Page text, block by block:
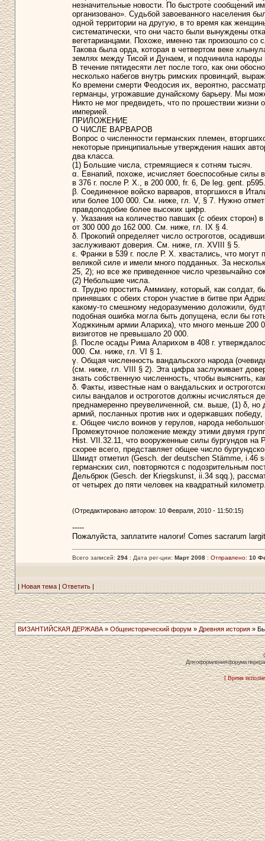
незначительные новости. По быстроте сообщений
организовано». Судьбой завоеванного населения
одной территории на другую, в то время как
систематически, что они часто были вынуждены
вегетарианцами. Похоже, именно так произошло со
Такова была орда, которая в четвертом веке
землях между Тисой и Дунаем, и подчинила народы
В течение пятидесяти лет после того, как они
несколько набегов внутрь римских провинций,
Ко времени смерти Феодосия их, вероятно,
германцы, угрожавшие дунайскому барьеру. Мы
Никто не мог предвидеть, что по прошествии жизни
империей.
ПРИЛОЖЕНИЕ
О ЧИСЛЕ ВАРВАРОВ
Вопрос о численности германских племен,
некоторые принципиальные утверждения наших
два класса.
(1) Большие числа, стремящиеся к сотням тысяч.
α. Евнапий, похоже, исчисляет боеспособные силы
в 376 г. после Р. Х., в 200 000, fr. 6, De leg. gent.
β. Соединенное войско варваров, вторгшихся в
или более 100 000. См. ниже, гл. V, § 7. Нужно
правдоподобие более высоких цифр.
γ. Указания на количество павших (с обеих сторон)
от 300 000 до 162 000. См. ниже, гл. IX § 4.
δ. Прокопий определяет число остроготов,
заслуживают доверия. См. ниже, гл. XVIII § 5.
ε. Франки в 539 г. после Р. Х. хвастались, что
великой силе и имели много подданных. За
25, 2); но все же приведенное число чрезвычайно
(2) Небольшие числа.
α. Трудно простить Аммиану, который, как солдат,
принявших с обеих сторон участие в битве при
какому-то смешному недоразумению доложили,
подобная ошибка могла быть допущена, если бы
Ходжкиным армии Алариха), что много меньше 200
визиготов не превышало 20 000.
β. После осады Рима Аларихом в 408 г.
000. См. ниже, гл. VI § 1.
γ. Общая численность вандальского народа
(см. ниже, гл. VIII § 2). Эта цифра заслуживает
знать собственную численность, чтобы выяснить,
δ. Факты, известные нам о вандальских и
силы вандалов и остроготов должны исчисляться
преднамеренно преувеличенной, см. выше, (1) δ, но
армий, посланных против них и одержавших победу,
ε. Общее число воинов у герулов, народа
Промежуточное положение между этими двумя
Hist. VII.32.11, что вооруженные силы бургундов на
скорее всего, представляет общее число
Шмидт отметил (Gesch. der deutschen Stämme, i.46
германских сил, повторяются с подозрительным
Дельбрюк (Gesch. der Kriegskunst, ii.34 sqq.),
от четырех до пяти человек на квадратный
(Отредактировано автором: 10 Февраля, 2010 - 11:50:15)
-----
Пожалуйста, заплатите налоги! Сomes sacrarum
Всего записей: 294: Дата рег-ции: Март 2008: Отправлено: 10
| Новая тема|Ответить|
ВИЗАНТИЙСКАЯ ДЕРЖАВА» Общеисторический форум » Древняя история»
Для оформления форума
[ Время